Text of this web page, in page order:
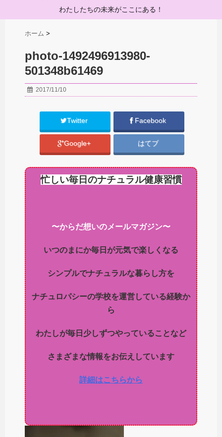
わたしたちの未来がここにある！
ホーム >
photo-1492496913980-
501348b61469
2017/11/10
Twitter Facebook
Google+ はてブ
忙しい毎日のナチュラル健康習慣
〜からだ想いのメールマガジン〜
いつのまにか毎日が元気で楽しくなる
シンプルでナチュラルな暮らし方を
ナチュロパシーの学校を運営している経験か
ら
わたしが毎日少しずつやっていることなど
さまざまな情報をお伝えしています
詳細はこちらから